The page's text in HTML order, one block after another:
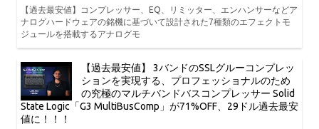
【過去最安値】コンプレッサー、EQ、リミッター、エンハンサーなどア
ナログハードウェアの銘機に基づいて設計された7種類のエフェクトモ
ジュールを搭載するアナログモ
【過去最安値】 3バンドのSSLグルーコンプレッ
ションを実現する、プロフェッショナルのため
の究極のマルチバンドバスコンプレッサー Solid
State Logic「G3 MultiBusComp」が71%OFF、29ドル過去最安
値に！！！